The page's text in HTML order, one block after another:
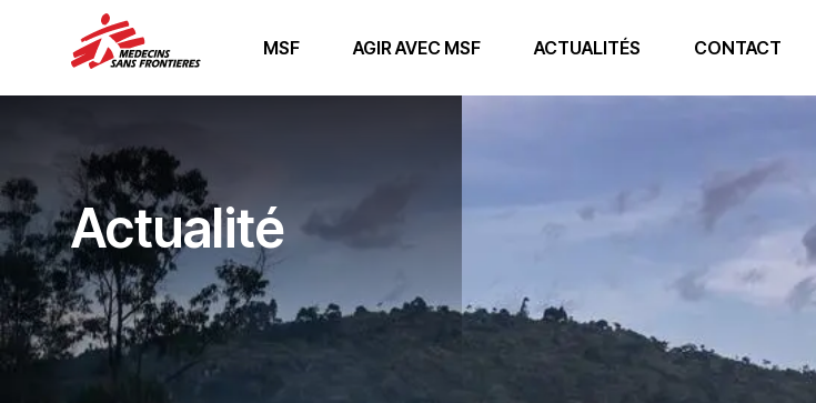
MSF AGIR AVEC MSF ACTUALITÉS CONTACT
Actualité